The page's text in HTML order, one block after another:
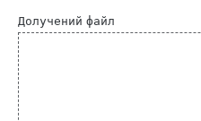
Долучений файл